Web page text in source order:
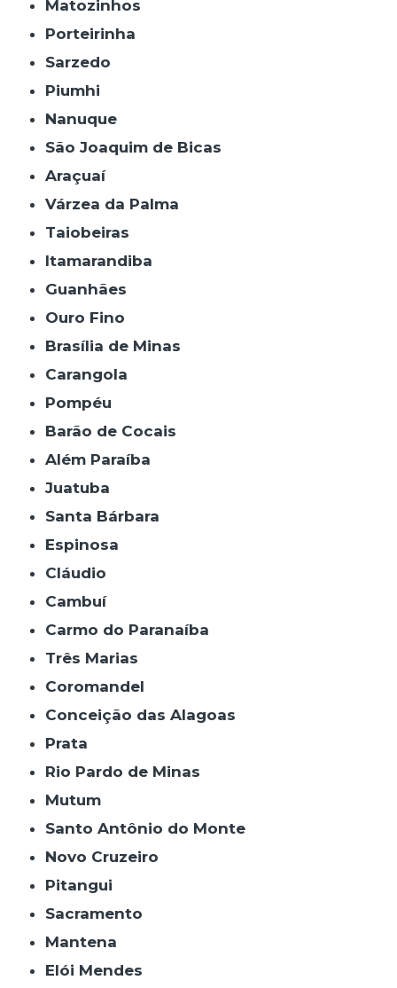
Matozinhos
Porteirinha
Sarzedo
Piumhi
Nanuque
São Joaquim de Bicas
Araçuaí
Várzea da Palma
Taiobeiras
Itamarandiba
Guanhães
Ouro Fino
Brasília de Minas
Carangola
Pompéu
Barão de Cocais
Além Paraíba
Juatuba
Santa Bárbara
Espinosa
Cláudio
Cambuí
Carmo do Paranaíba
Três Marias
Coromandel
Conceição das Alagoas
Prata
Rio Pardo de Minas
Mutum
Santo Antônio do Monte
Novo Cruzeiro
Pitangui
Sacramento
Mantena
Elói Mendes